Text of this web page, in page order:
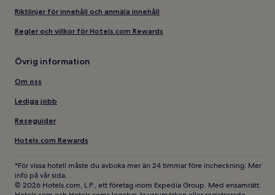
Riktlinjer för innehåll och anmäla innehåll
Regler och villkor för Hotels.com Rewards
Övrig information
Om oss
Lediga jobb
Reseguider
Hotels.com Rewards
*För vissa hotell måste du avboka mer än 24 timmar före incheckning. Mer
info på vår sida.
© 2026 Hotels.com, L.P., ett företag inom Expedia Group. Med ensamrätt.